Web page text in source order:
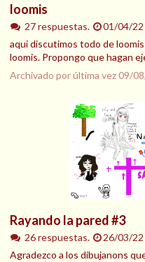
loomis
27 respuestas.
01/04/
aqui discutimos todo de
loomis. Propongo que hagan
Archivado por última vez09/
Rayando la pared #3
26 respuestas.
26/03/
Agradezco a los dibujanons